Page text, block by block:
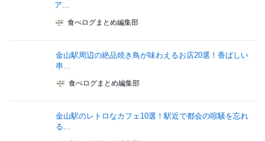
ア...
食べログまとめ編集部
金山駅周辺の絶品焼き鳥が味わえるお店20選！香ばしい
串...
食べログまとめ編集部
金山駅のレトロなカフェ10選！駅近で都会の喧騒を忘れ
る...